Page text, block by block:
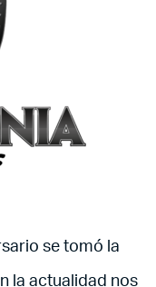
se tomó la
la actualidad nos